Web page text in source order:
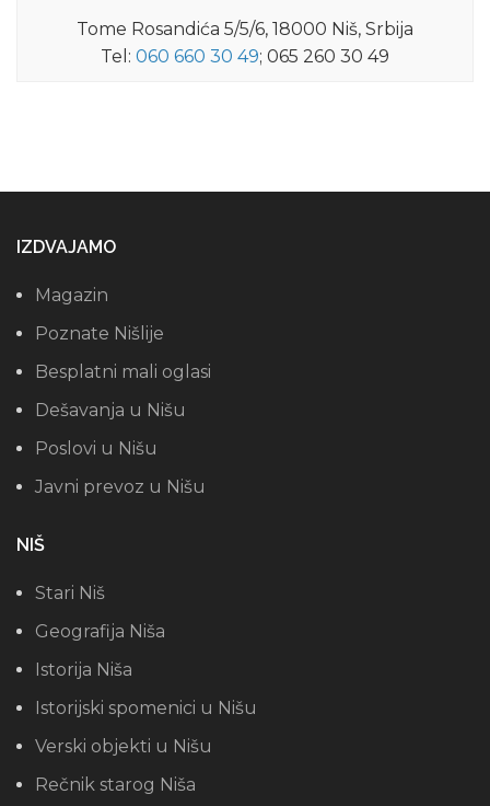
Tome Rosandića 5/5/6, 18000 Niš, Srbija
Tel: 060 660 30 49; 065 260 30 49
IZDVAJAMO
Magazin
Poznate Nišlije
Besplatni mali oglasi
Dešavanja u Nišu
Poslovi u Nišu
Javni prevoz u Nišu
NIŠ
Stari Niš
Geografija Niša
Istorija Niša
Istorijski spomenici u Nišu
Verski objekti u Nišu
Rečnik starog Niša